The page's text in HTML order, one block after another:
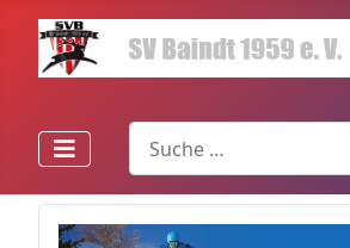
Search
Type 2 or more